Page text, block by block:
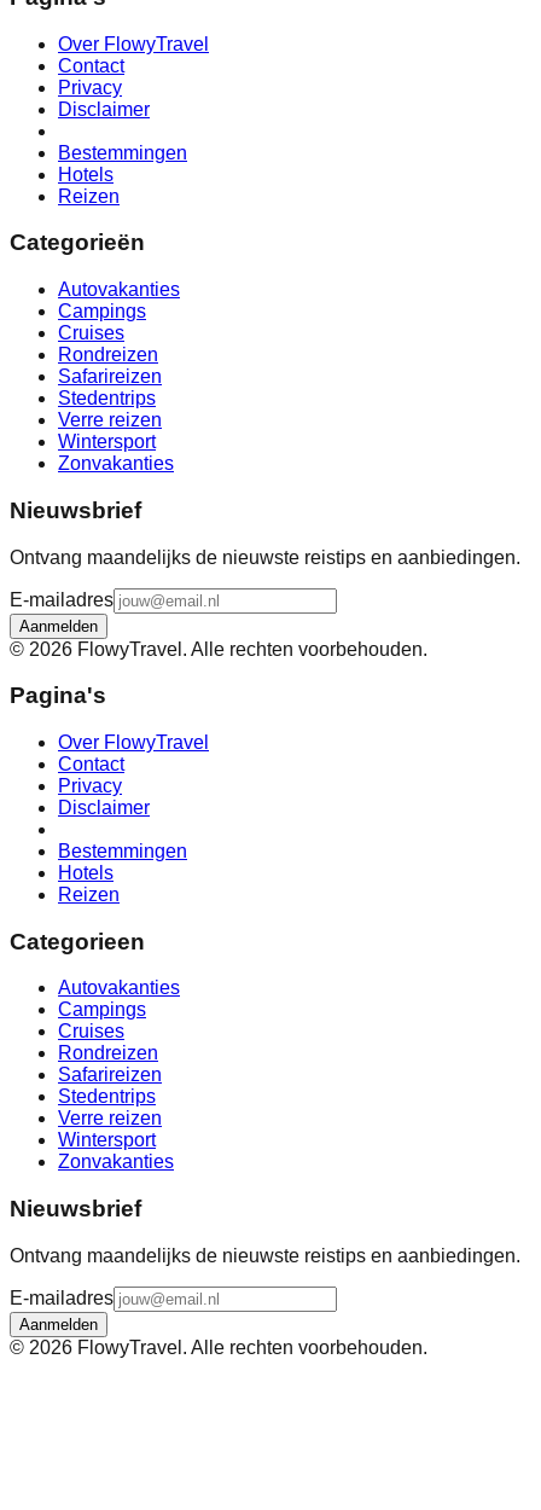
Over FlowyTravel
Contact
Privacy
Disclaimer
Bestemmingen
Hotels
Reizen
Categorieën
Autovakanties
Campings
Cruises
Rondreizen
Safarireizen
Stedentrips
Verre reizen
Wintersport
Zonvakanties
Nieuwsbrief
Ontvang maandelijks de nieuwste reistips en aanbiedingen.
E-mailadres
Aanmelden
© 2026 FlowyTravel. Alle rechten voorbehouden.
Pagina's
Over FlowyTravel
Contact
Privacy
Disclaimer
Bestemmingen
Hotels
Reizen
Categorieen
Autovakanties
Campings
Cruises
Rondreizen
Safarireizen
Stedentrips
Verre reizen
Wintersport
Zonvakanties
Nieuwsbrief
Ontvang maandelijks de nieuwste reistips en aanbiedingen.
E-mailadres
Aanmelden
© 2026 FlowyTravel. Alle rechten voorbehouden.